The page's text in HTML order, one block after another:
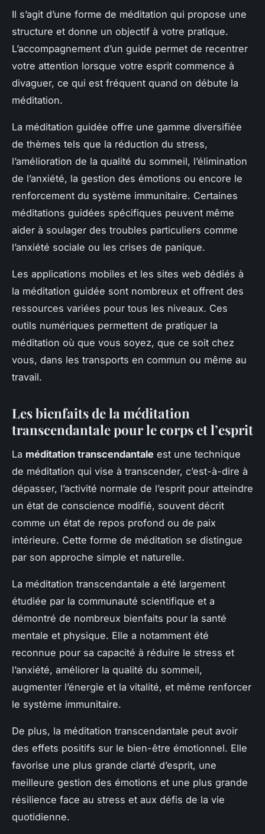
Il s’agit d’une forme de méditation qui propose une
structure et donne un objectif à votre pratique.
L’accompagnement d’un guide permet de recentrer
votre attention lorsque votre esprit commence à
divaguer, ce qui est fréquent quand on débute la
méditation.
La méditation guidée offre une gamme diversifiée
de thèmes tels que la réduction du stress,
l’amélioration de la qualité du sommeil, l’élimination
de l’anxiété, la gestion des émotions ou encore le
renforcement du système immunitaire. Certaines
méditations guidées spécifiques peuvent même
aider à soulager des troubles particuliers comme
l’anxiété sociale ou les crises de panique.
Les applications mobiles et les sites web dédiés à
la méditation guidée sont nombreux et offrent des
ressources variées pour tous les niveaux. Ces
outils numériques permettent de pratiquer la
méditation où que vous soyez, que ce soit chez
vous, dans les transports en commun ou même au
travail.
Les bienfaits de la méditation
transcendantale pour le corps et l’esprit
La méditation transcendantale est une technique
de méditation qui vise à transcender, c’est-à-dire à
dépasser, l’activité normale de l’esprit pour atteindre
un état de conscience modifié, souvent décrit
comme un état de repos profond ou de paix
intérieure. Cette forme de méditation se distingue
par son approche simple et naturelle.
La méditation transcendantale a été largement
étudiée par la communauté scientifique et a
démontré de nombreux bienfaits pour la santé
mentale et physique. Elle a notamment été
reconnue pour sa capacité à réduire le stress et
l’anxiété, améliorer la qualité du sommeil,
augmenter l’énergie et la vitalité, et même renforcer
le système immunitaire.
De plus, la méditation transcendantale peut avoir
des effets positifs sur le bien-être émotionnel. Elle
favorise une plus grande clarté d’esprit, une
meilleure gestion des émotions et une plus grande
résilience face au stress et aux défis de la vie
quotidienne.